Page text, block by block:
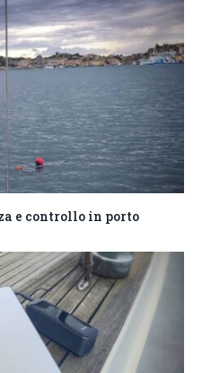
e controllo in porto